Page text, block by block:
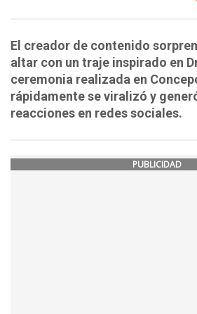
El creador de contenido
altar con un traje inspirado en
ceremonia realizada en
rápidamente se viralizó y
reacciones en redes sociales.
PUBLICIDAD